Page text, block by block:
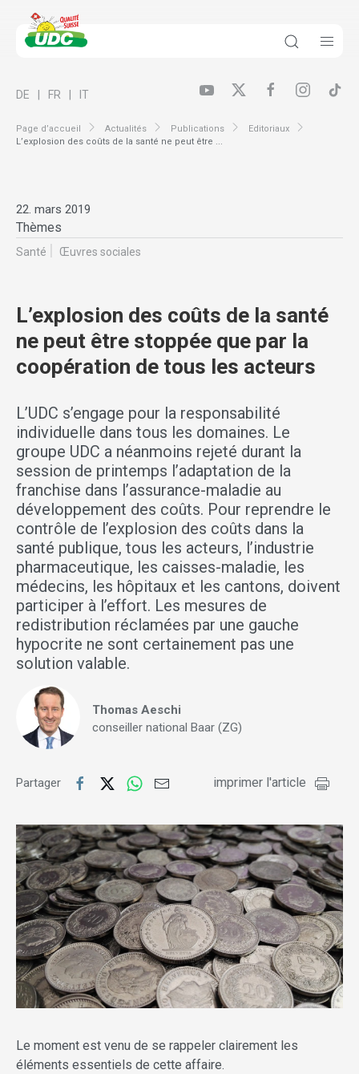
Page d’accueil Actualités Publications
Editoriaux
L’explosion des coûts de la santé ne peut être ...
DE FR IT
22. mars 2019
Thèmes
Santé Œuvres sociales
L’explosion des coûts de la santé
ne peut être stoppée que par la
coopération de tous les acteurs
L’UDC s’engage pour la responsabilité
individuelle dans tous les domaines. Le
groupe UDC a néanmoins rejeté durant la
session de printemps l’adaptation de la
franchise dans l’assurance-maladie au
développement des coûts. Pour reprendre le
contrôle de l’explosion des coûts dans la
santé publique, tous les acteurs, l’industrie
pharmaceutique, les caisses-maladie, les
médecins, les hôpitaux et les cantons, doivent
participer à l’effort. Les mesures de
redistribution réclamées par une gauche
hypocrite ne sont certainement pas une
solution valable.
Thomas Aeschi
conseiller national Baar (ZG)
Partager imprimer l'article
Le moment est venu de se rappeler clairement les
éléments essentiels de cette affaire.